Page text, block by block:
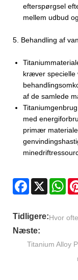
efterspørgsel
mellem udbud
5. Behandling af
kræver specielle
af de samlede
med
primær
Facebook
X
Tidligere:Hvor
Næste:
Titanium Alloy